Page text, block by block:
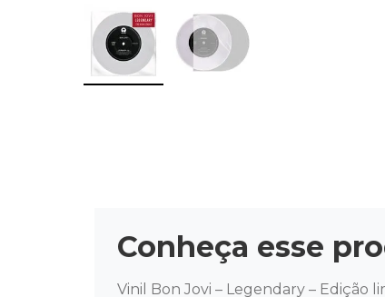
Conheça esse
Vinil Bon Jovi – Legendary – Edição